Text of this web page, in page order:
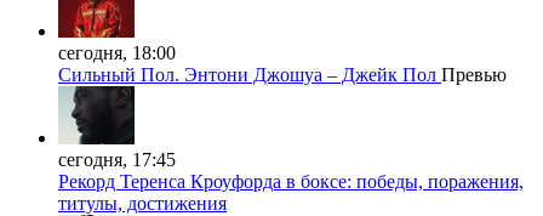
сегодня, 18:00
Сильный Пол. Энтони Джошуа – Джейк Пол Превью
сегодня, 17:45
Рекорд Теренса Кроуфорда в боксе: победы, поражения,
титулы, достижения